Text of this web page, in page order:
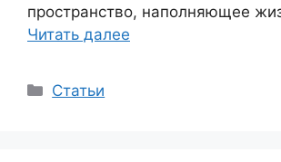
пространство, наполняющее
Читать далее
Рубрики
Статьи